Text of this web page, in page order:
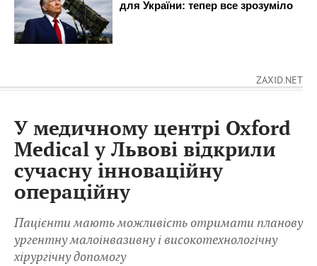
ZAXID.NET
У медичному центрі Oxford
Medical у Львові відкрили
сучасну інноваційну
операційну
Пацієнти мають можливість отримати планову
ургентну малоінвазивну і високотехнологічну
хірургічну допомогу